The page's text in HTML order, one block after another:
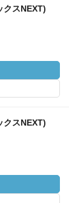
クスNEXT)
クスNEXT)